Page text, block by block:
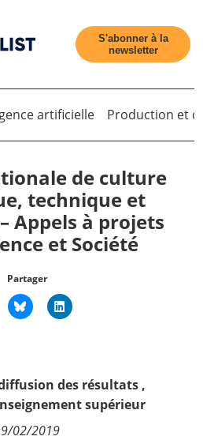
S'abonner à la
newsletter
artificielle Production et
de culture
technique et
Appels à projets
et Société
Partager
des résultats,
supérieur
02/2019